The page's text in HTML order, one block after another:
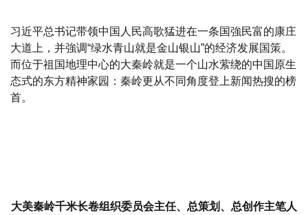
习近平总书记带领中国人民高歌猛进在一条国強民富的康庄
大道上，并強调“绿水青山就是金山银山”的经济发展国策。
而位于祖国地理中心的大秦岭就是一个山水萦绕的中国原生
态式的东方精神家园：秦岭更从不同角度登上新闻热搜的榜
首。
大美秦岭千米长卷组织委员会主任、总策划、总创作主笔人